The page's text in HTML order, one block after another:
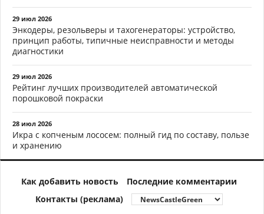
29 июл 2026
Энкодеры, резольверы и тахогенераторы: устройство,
принцип работы, типичные неисправности и методы
диагностики
29 июл 2026
Рейтинг лучших производителей автоматической
порошковой покраски
28 июл 2026
Икра с копченым лососем: полный гид по составу, пользе
и хранению
Как добавить новость
Последние комментарии
Контакты (реклама)